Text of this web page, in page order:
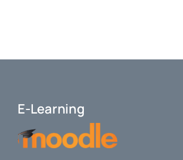
E-Learning